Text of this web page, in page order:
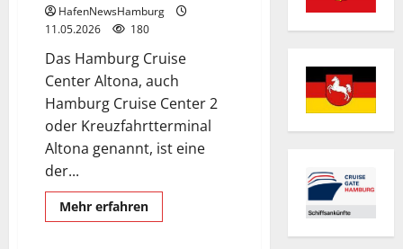
HafenNewsHamburg
11.05.2026
180
Das Hamburg Cruise
Center Altona, auch
Hamburg Cruise Center 2
oder Kreuzfahrtterminal
Altona genannt, ist eine
der...
Mehr erfahrenMehr
Informationen
Exclusive Aerial Pics
German and English language
Hafennews
Musical Boulevard Hamburg